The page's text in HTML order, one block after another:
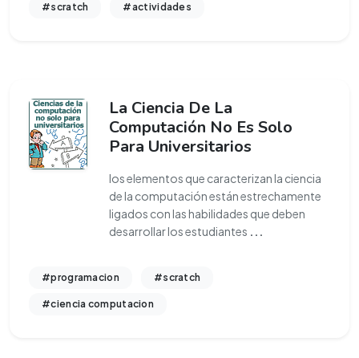
#scratch #actividades
La Ciencia De La
Computación No Es Solo
Para Universitarios
los elementos que caracterizan la ciencia
de la computación están estrechamente
ligados con las habilidades que deben
desarrollar los estudiantes ...
#programacion #scratch
#ciencia computacion